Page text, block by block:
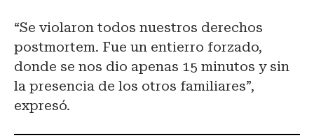
“Se violaron todos nuestros derechos
postmortem. Fue un entierro forzado,
donde se nos dio apenas 15 minutos y sin
la presencia de los otros familiares”,
expresó.